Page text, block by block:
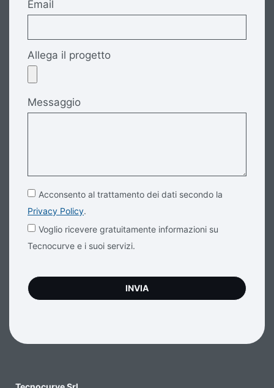
Email
Allega il progetto
Messaggio
Acconsento al trattamento dei dati secondo la
Privacy Policy.
Voglio ricevere gratuitamente informazioni su
Tecnocurve e i suoi servizi.
INVIA